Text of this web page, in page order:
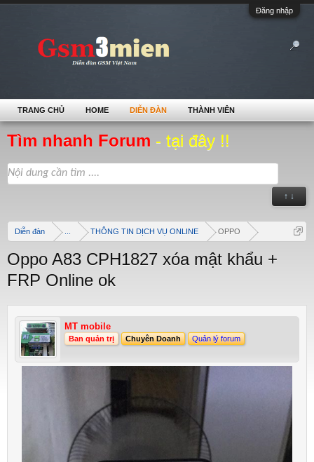
Đăng nhập
Tìm nhanh Forum - tại đây !!
↑ ↓
Diễn đàn THÔNG TIN DỊCH VỤ ONLINE OPPO
Oppo A83 CPH1827 xóa mật khẩu +
FRP Online ok
MT mobile
Ban quản trị Chuyên Doanh Quản lý forum
TRANG CHỦ HOME DIỄN ĐÀN THÀNH VIÊN